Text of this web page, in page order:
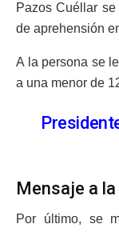
Pazos Cuéllar
de aprehensión
A la persona se
a una menor de
Mensaje a
Por último, se